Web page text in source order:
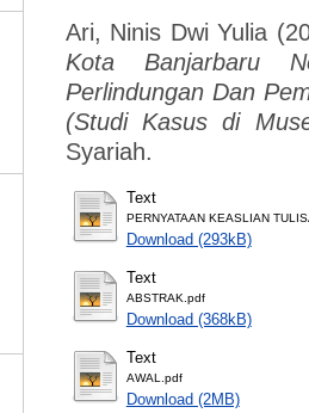
Ari, Ninis Dwi Yulia
Kota Banjarbaru
Perlindungan Dan
(Studi Kasus di
Syariah.
Text
PERNYATAAN KEASLIAN
Download (293kB)
Text
ABSTRAK.pdf
Download (368kB)
Text
AWAL.pdf
Download (2MB)